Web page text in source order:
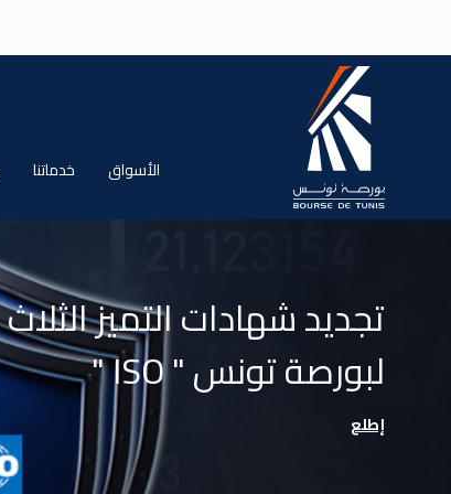
الأسواق خدماتنا
تجديد شهادات التميز الثلاث
" ISO " لبورصة تونس
إطلع